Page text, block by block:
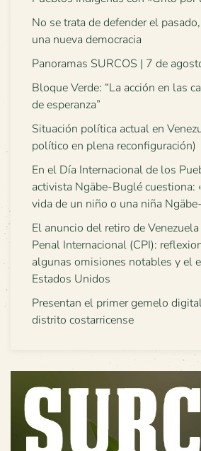
No se trata de defender el
una nueva democracia
Panoramas SURCOS | 7 de
Bloque Verde: “La acción en las
de esperanza”
Situación política actual en
político en plena reconfiguración)
En el Día Internacional de los
activista Ngäbe-Buglé cuestiona:
vida de un niño o una niña
El anuncio del retiro de
Penal Internacional (CPI):
algunas omisiones notables y el
Estados Unidos
Presentan el primer gemelo
distrito costarricense